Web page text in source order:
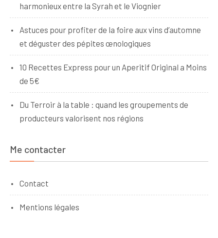
harmonieux entre la Syrah et le Viognier
Astuces pour profiter de la foire aux vins d’automne
et déguster des pépites œnologiques
10 Recettes Express pour un Aperitif Original a Moins
de 5€
Du Terroir à la table : quand les groupements de
producteurs valorisent nos régions
Me contacter
Contact
Mentions légales